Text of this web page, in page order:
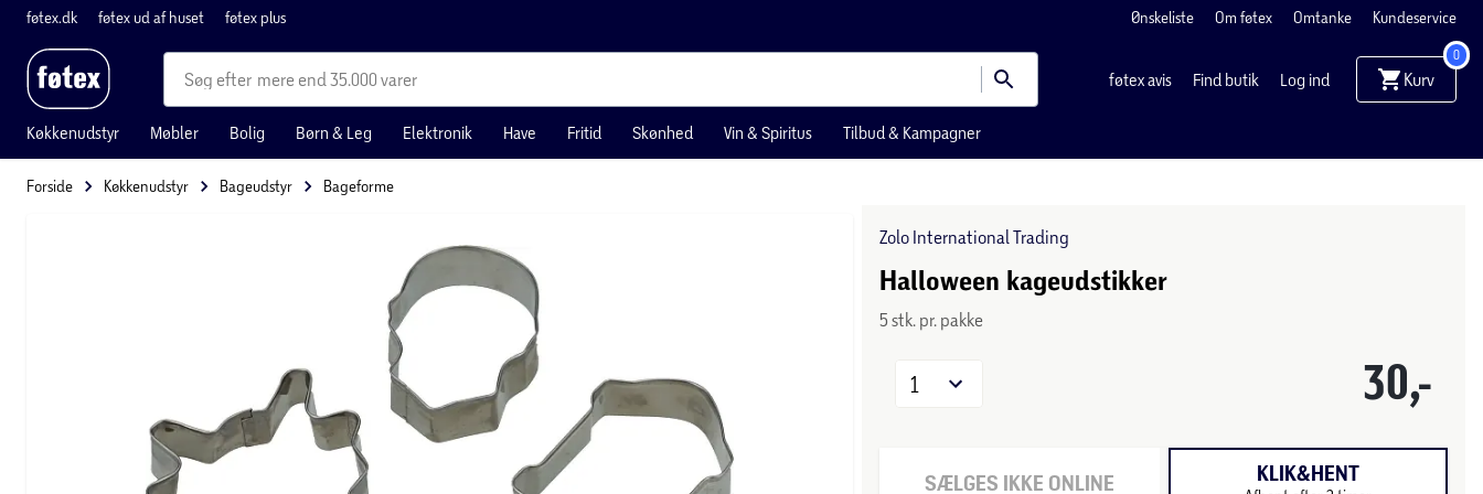
føtex.dk føtex ud af huset føtex plus Ønskeliste Om føtex Omtanke Kundeservice
mere end 35.000 varer føtex avis Find butik Log ind Kurv
0
Køkkenudstyr Møbler Bolig Børn & Leg Elektronik Have Fritid Skønhed Vin & Spiritus Tilbud & Kampagner
Forside Køkkenudstyr Bageudstyr Bageforme
Zolo International Trading
Halloween kageudstikker
5 stk. pr. pakke
30,-
1
SÆLGES IKKE ONLINE KLIK&HENT